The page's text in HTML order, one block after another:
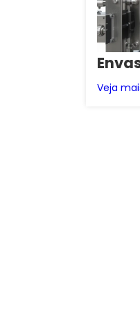
Veja